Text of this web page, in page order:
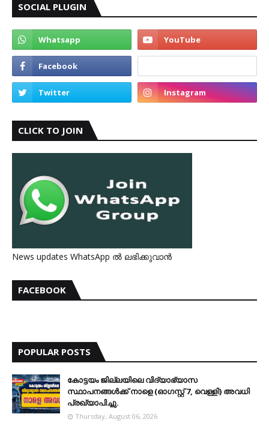
SOCIAL PLUGIN
CLICK TO JOIN
News updates WhatsApp ൽ ലഭിക്കുവാൻ
FACEBOOK
POPULAR POSTS
കോട്ടയം ജില്ലയിലെ വിദ്യാഭ്യാസ
സ്ഥാപനങ്ങള്‍ക്ക് നാളെ (ഓഗസ്റ്റ് 7, വെള്ളി) അവധി
പ്രഖ്യാപിച്ചു.
Thursday, August 06, 2026